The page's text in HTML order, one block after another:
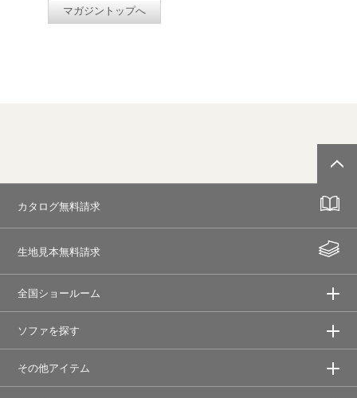
マガジントップへ
カタログ無料請求
生地見本無料請求
全国ショールーム
ソファを探す
その他アイテム